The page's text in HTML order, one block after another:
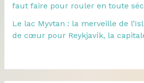
faut faire pour rouler en toute
Le lac Myvtan : la merveille de
de cœur pour Reykjavík, la